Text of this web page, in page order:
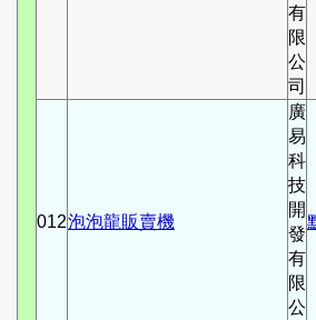
有
限
公
司
012泡泡龍販賣機
廣
易
科
技
開
發
有
限
公